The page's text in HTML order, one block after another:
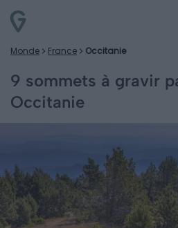
Monde France Occitanie
9 sommets à gravir
Occitanie